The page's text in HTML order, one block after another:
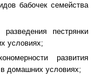
бабочек семейства
пестрянки
условиях;
развития
домашних условиях;